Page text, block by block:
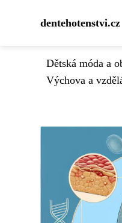
dentehotenstvi.cz
Dětská móda a
Výchova a